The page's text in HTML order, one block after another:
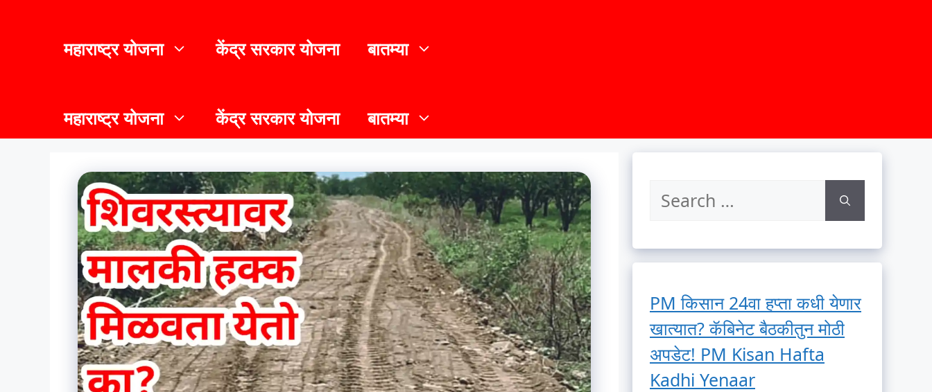
महाराष्ट्र योजना केंद्र सरकार योजना बातम्या
महाराष्ट्र योजना केंद्र सरकार योजना बातम्या
PM किसान 24वा हप्ता कधी येणार
खात्यात? कॅबिनेट बैठकीतुन मोठी
अपडेट! PM Kisan Hafta
Kadhi Yenaar